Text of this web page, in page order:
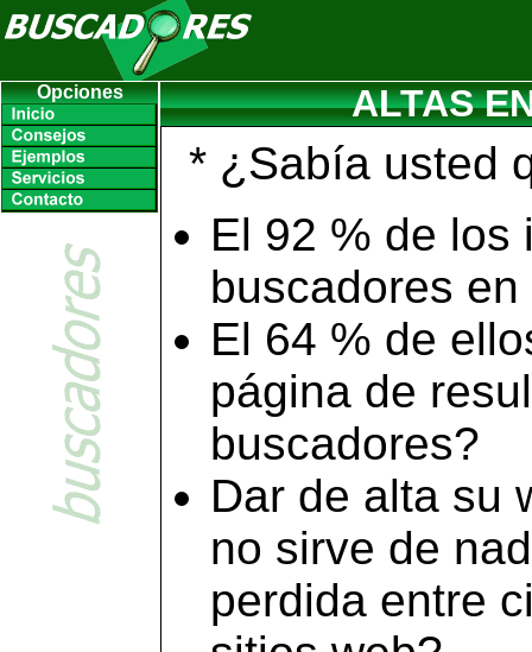
Opciones ALTAS
* ¿Sabía usted
El 92 % de los
buscadores
El 64 % de
página de
buscadores?
Dar de alta su
no sirve de
perdida entre